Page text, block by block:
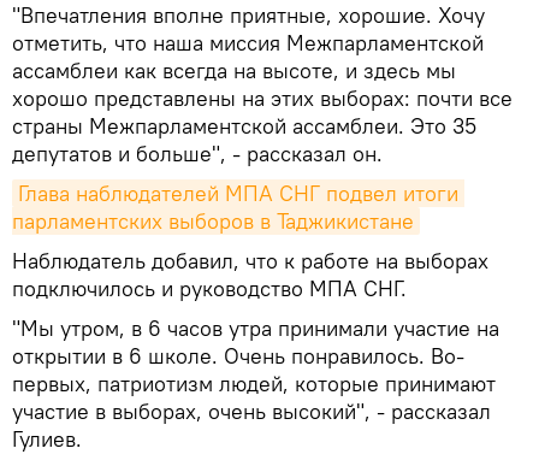
"Впечатления вполне приятные, хорошие. Хочу
отметить, что наша миссия Межпарламентской
ассамблеи как всегда на высоте, и здесь мы
хорошо представлены на этих выборах: почти все
страны Межпарламентской ассамблеи. Это 35
депутатов и больше", - рассказал он.
Глава наблюдателей МПА СНГ подвел итоги
парламентских выборов в Таджикистане
Наблюдатель добавил, что к работе на выборах
подключилось и руководство МПА СНГ.
"Мы утром, в 6 часов утра принимали участие на
открытии в 6 школе. Очень понравилось. Во-
первых, патриотизм людей, которые принимают
участие в выборах, очень высокий", - рассказал
Гулиев.